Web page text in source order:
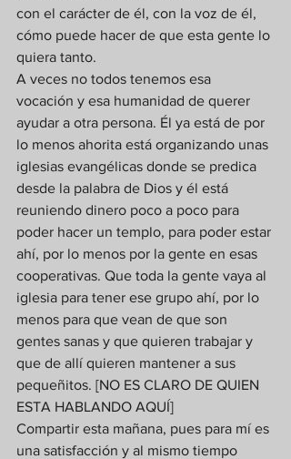
con el carácter de él, con la voz de él,
cómo puede hacer de que esta gente lo
quiera tanto.
A veces no todos tenemos esa
vocación y esa humanidad de querer
ayudar a otra persona. Él ya está de por
lo menos ahorita está organizando unas
iglesias evangélicas donde se predica
desde la palabra de Dios y él está
reuniendo dinero poco a poco para
poder hacer un templo, para poder estar
ahí, por lo menos por la gente en esas
cooperativas. Que toda la gente vaya al
iglesia para tener ese grupo ahí, por lo
menos para que vean de que son
gentes sanas y que quieren trabajar y
que de allí quieren mantener a sus
pequeñitos. [NO ES CLARO DE QUIEN
ESTA HABLANDO AQUÍ]
Compartir esta mañana, pues para mí es
una satisfacción y al mismo tiempo